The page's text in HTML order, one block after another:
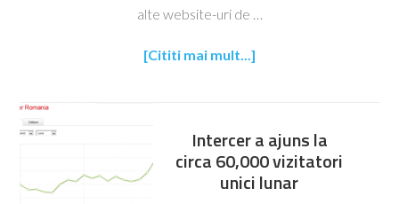
alte website-uri de …
[Cititi mai mult...]
Intercer a ajuns la
circa 60,000 vizitatori
unici lunar